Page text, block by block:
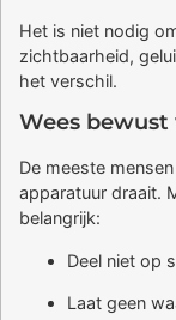
Het is niet nodig
zichtbaarheid,
het verschil.
Wees bewust
De meeste
apparatuur draait.
belangrijk:
Deel niet op
Laat geen